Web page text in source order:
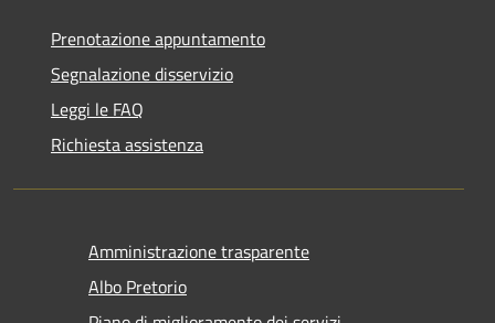
Prenotazione appuntamento
Segnalazione disservizio
Leggi le FAQ
Richiesta assistenza
Amministrazione trasparente
Albo Pretorio